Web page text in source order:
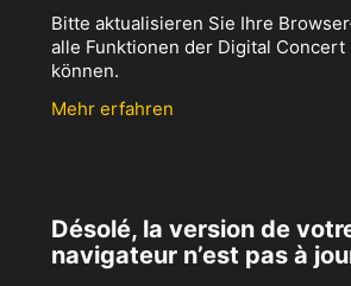
Bitte aktualisieren Sie Ihre
alle Funktionen der Digital Concert
können.
Mehr erfahren
Désolé, la version de
navigateur n’est pas à